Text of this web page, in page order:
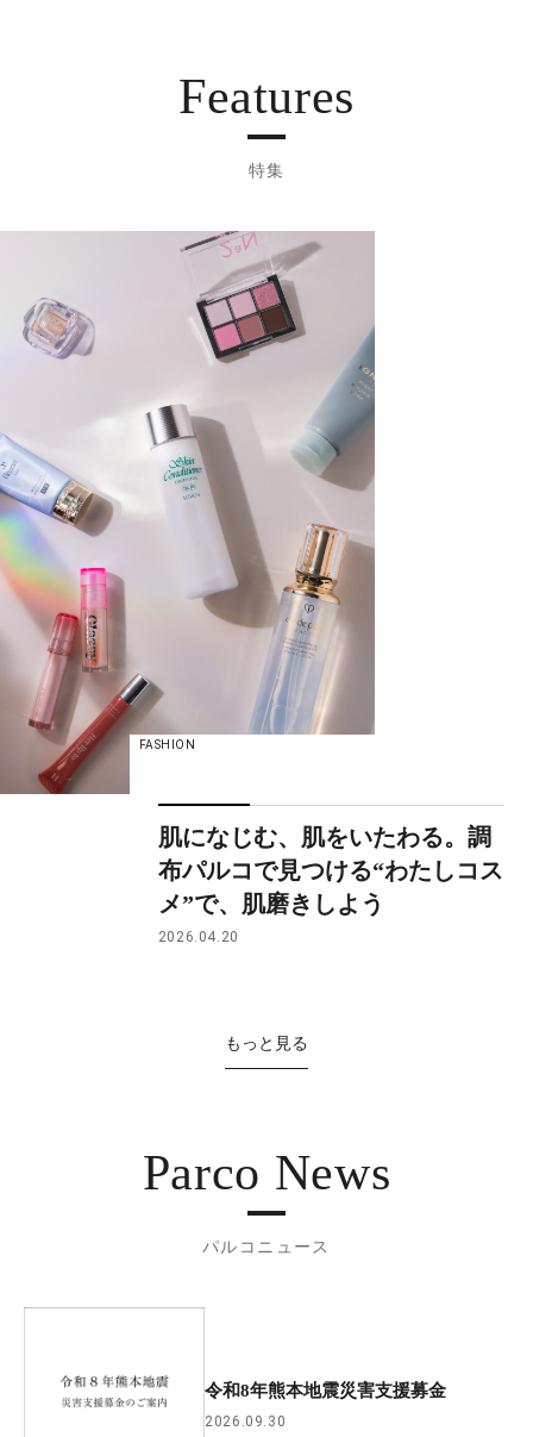
Features
特集
FASHION
肌になじむ、肌をいたわる。調
布パルコで見つける“わたしコス
メ”で、肌磨きしよう
2026.04.20
もっと見る
Parco News
パルコニュース
令和8年熊本地震災害支援募金
2026.09.30